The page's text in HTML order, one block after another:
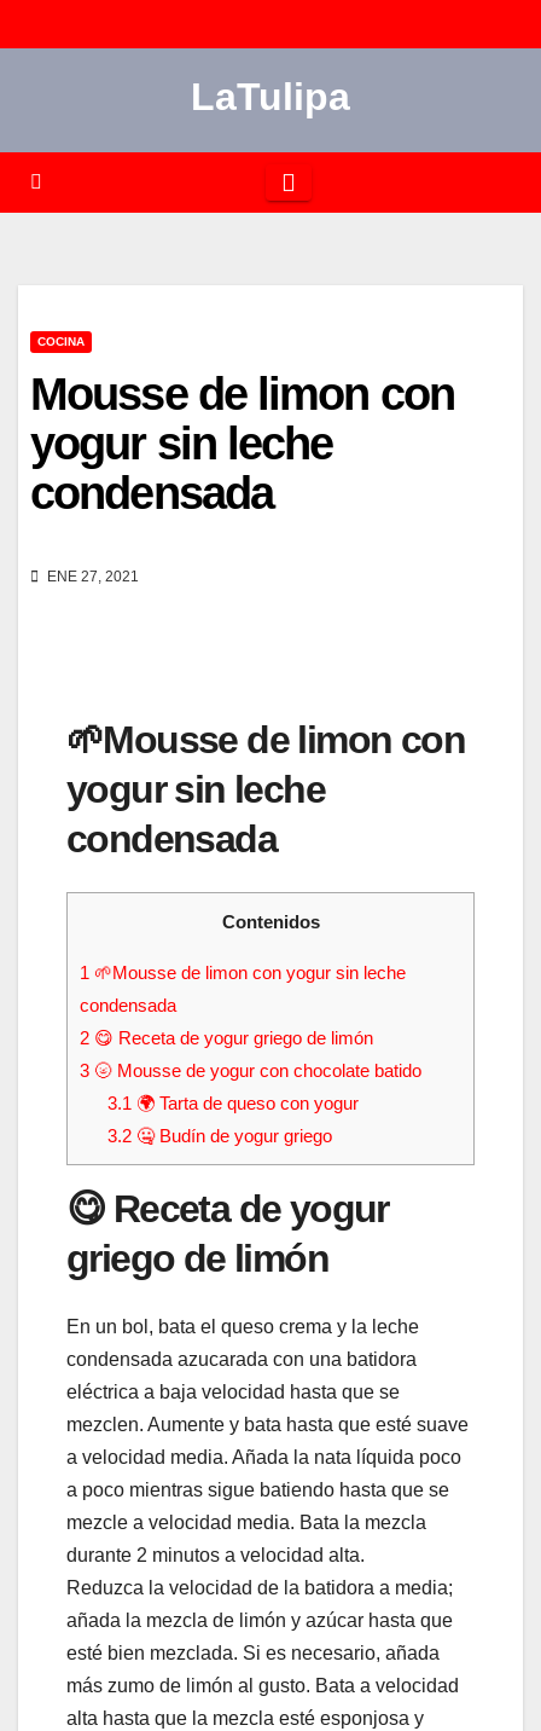
al
LaTulipa
COCINA
Mousse de limon con
yogur sin leche
condensada
ENE 27, 2021
🌱Mousse de limon con
yogur sin leche
condensada
Contenidos
1 🌱Mousse de limon con yogur sin leche
condensada
2 😋 Receta de yogur griego de limón
3 🌝 Mousse de yogur con chocolate batido
3.1 🌍 Tarta de queso con yogur
3.2🤐 Budín de yogur griego
😋 Receta de yogur
griego de limón
En un bol, bata el queso crema y la leche
condensada azucarada con una batidora
eléctrica a baja velocidad hasta que se
mezclen. Aumente y bata hasta que esté suave
a velocidad media. Añada la nata líquida poco
a poco mientras sigue batiendo hasta que se
mezcle a velocidad media. Bata la mezcla
durante 2 minutos a velocidad alta.
Reduzca la velocidad de la batidora a media;
añada la mezcla de limón y azúcar hasta que
esté bien mezclada. Si es necesario, añada
más zumo de limón al gusto. Bata a velocidad
alta hasta que la mezcla esté esponjosa y